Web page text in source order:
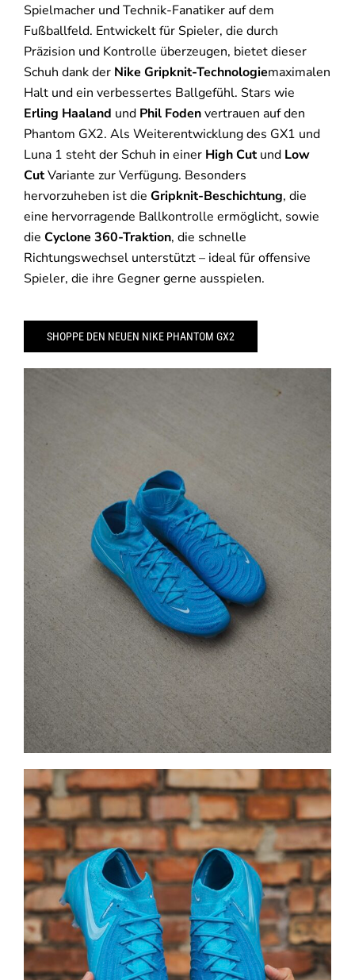
Spielmacher und Technik-Fanatiker auf dem
Fußballfeld. Entwickelt für Spieler, die durch
Präzision und Kontrolle überzeugen, bietet dieser
Schuh dank der Nike Gripknit-Technologiemaximalen
Halt und ein verbessertes Ballgefühl. Stars wie
Erling Haaland und Phil Fodenvertrauen auf den
Phantom GX2. Als Weiterentwicklung des GX1 und
Luna 1 steht der Schuh in einer High Cutund Low
CutVariante zur Verfügung. Besonders
hervorzuheben ist die Gripknit-Beschichtung, die
eine hervorragende Ballkontrolle ermöglicht, sowie
die Cyclone 360-Traktion, die schnelle
Richtungswechsel unterstützt – ideal für offensive
Spieler, die ihre Gegner gerne ausspielen.
SHOPPE DEN NEUEN NIKE PHANTOM GX2